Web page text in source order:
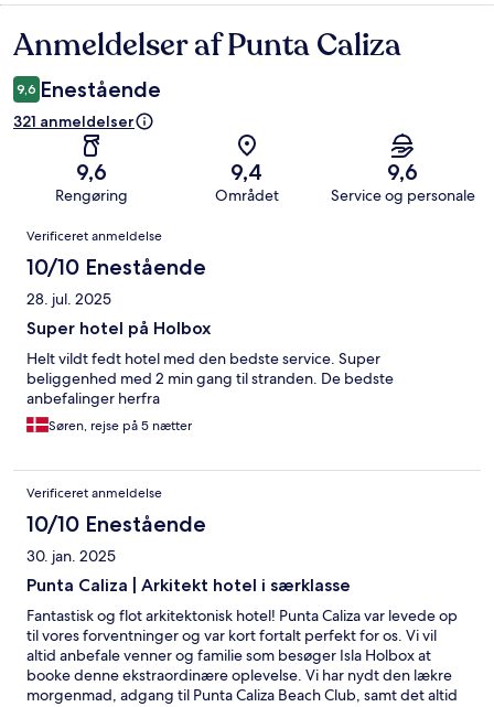
Anmeldelser
Anmeldelser af Punta Caliza
9,6 Enestående
321 anmeldelser
9,6
Rengøring
9,4
Området
9,6
Service og personale
Anmeldelser
Verificeret anmeldelse
10/10 Enestående
28. jul. 2025
Super hotel på Holbox
Helt vildt fedt hotel med den bedste service. Super
beliggenhed med 2 min gang til stranden. De bedste
anbefalinger herfra
Søren, rejse på 5 nætter
Verificeret anmeldelse
10/10 Enestående
30. jan. 2025
Punta Caliza | Arkitekt hotel i særklasse
Fantastisk og flot arkitektonisk hotel! Punta Caliza var levede op
til vores forventninger og var kort fortalt perfekt for os. Vi vil
altid anbefale venner og familie som besøger Isla Holbox at
booke denne ekstraordinære oplevelse. Vi har nydt den lækre
morgenmad, adgang til Punta Caliza Beach Club, samt det altid